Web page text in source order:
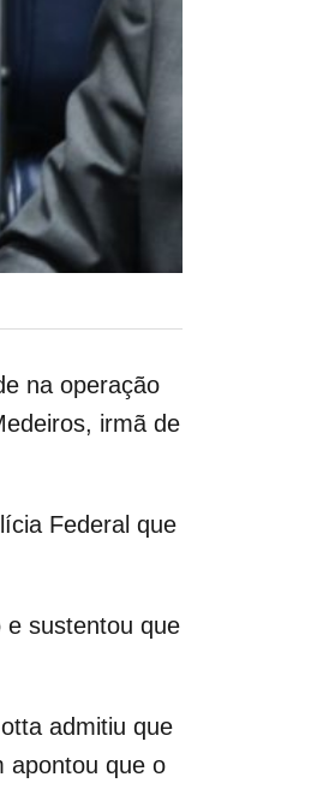
na operação
irmã de
Federal que
e sustentou que
admitiu que
apontou que o